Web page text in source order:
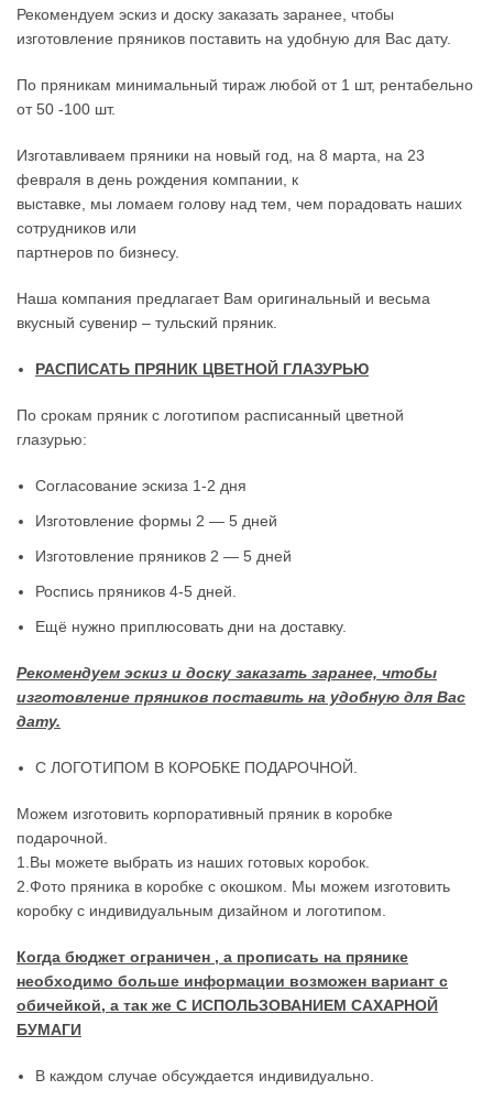
Рекомендуем эскиз и доску заказать заранее, чтобы
изготовление пряников поставить на удобную для Вас дату.
По пряникам минимальный тираж любой от 1 шт, рентабельно
от 50 -100 шт.
Изготавливаем пряники на новый год, на 8 марта, на 23
февраля в день рождения компании, к
выставке, мы ломаем голову над тем, чем порадовать наших
сотрудников или
партнеров по бизнесу.
Наша компания предлагает Вам оригинальный и весьма
вкусный сувенир – тульский пряник.
РАСПИСАТЬ ПРЯНИК ЦВЕТНОЙ ГЛАЗУРЬЮ
По срокам пряник с логотипом расписанный цветной
глазурью:
Согласование эскиза 1-2 дня
Изготовление формы 2 — 5 дней
Изготовление пряников 2 — 5 дней
Роспись пряников 4-5 дней.
Ещё нужно приплюсовать дни на доставку.
Рекомендуем эскиз и доску заказать заранее, чтобы
изготовление пряников поставить на удобную для Вас
дату.
С ЛОГОТИПОМ В КОРОБКЕ ПОДАРОЧНОЙ.
Можем изготовить корпоративный пряник в коробке
подарочной.
1.Вы можете выбрать из наших готовых коробок.
2.Фото пряника в коробке с окошком. Мы можем изготовить
коробку с индивидуальным дизайном и логотипом.
Когда бюджет ограничен , а прописать на прянике
необходимо больше информации возможен вариант с
обичейкой, а так же С ИСПОЛЬЗОВАНИЕМ САХАРНОЙ
БУМАГИ
В каждом случае обсуждается индивидуально.